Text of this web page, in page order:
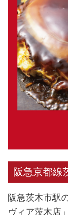
阪急京都線
阪急茨木市駅
ヴィア茨木店